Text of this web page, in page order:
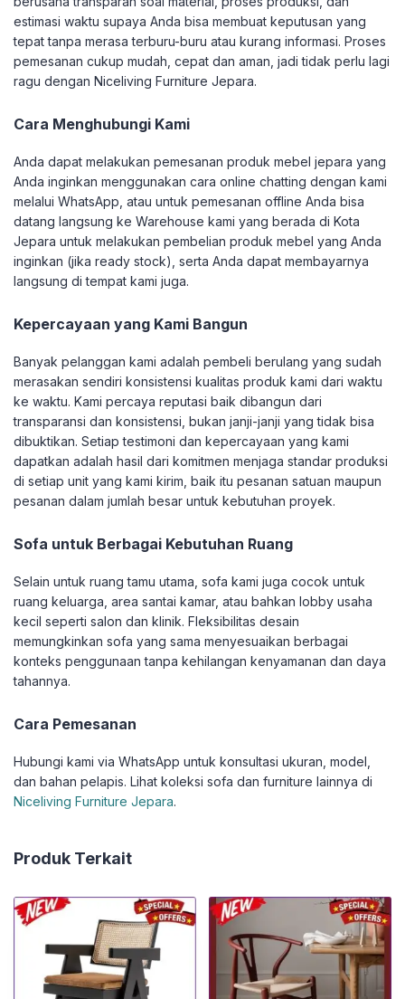
estimasi waktu supaya Anda bisa membuat keputusan yang
tepat tanpa merasa terburu-buru atau kurang informasi. Proses
pemesanan cukup mudah, cepat dan aman, jadi tidak perlu lagi
ragu dengan Niceliving Furniture Jepara.
Cara Menghubungi Kami
Anda dapat melakukan pemesanan produk mebel jepara yang
Anda inginkan menggunakan cara online chatting dengan kami
melalui WhatsApp, atau untuk pemesanan offline Anda bisa
datang langsung ke Warehouse kami yang berada di Kota
Jepara untuk melakukan pembelian produk mebel yang Anda
inginkan (jika ready stock), serta Anda dapat membayarnya
langsung di tempat kami juga.
Kepercayaan yang Kami Bangun
Banyak pelanggan kami adalah pembeli berulang yang sudah
merasakan sendiri konsistensi kualitas produk kami dari waktu
ke waktu. Kami percaya reputasi baik dibangun dari
transparansi dan konsistensi, bukan janji-janji yang tidak bisa
dibuktikan. Setiap testimoni dan kepercayaan yang kami
dapatkan adalah hasil dari komitmen menjaga standar produksi
di setiap unit yang kami kirim, baik itu pesanan satuan maupun
pesanan dalam jumlah besar untuk kebutuhan proyek.
Sofa untuk Berbagai Kebutuhan Ruang
Selain untuk ruang tamu utama, sofa kami juga cocok untuk
ruang keluarga, area santai kamar, atau bahkan lobby usaha
kecil seperti salon dan klinik. Fleksibilitas desain
memungkinkan sofa yang sama menyesuaikan berbagai
konteks penggunaan tanpa kehilangan kenyamanan dan daya
tahannya.
Cara Pemesanan
Hubungi kami via WhatsApp untuk konsultasi ukuran, model,
dan bahan pelapis. Lihat koleksi sofa dan furniture lainnya di
Niceliving Furniture Jepara.
Produk Terkait